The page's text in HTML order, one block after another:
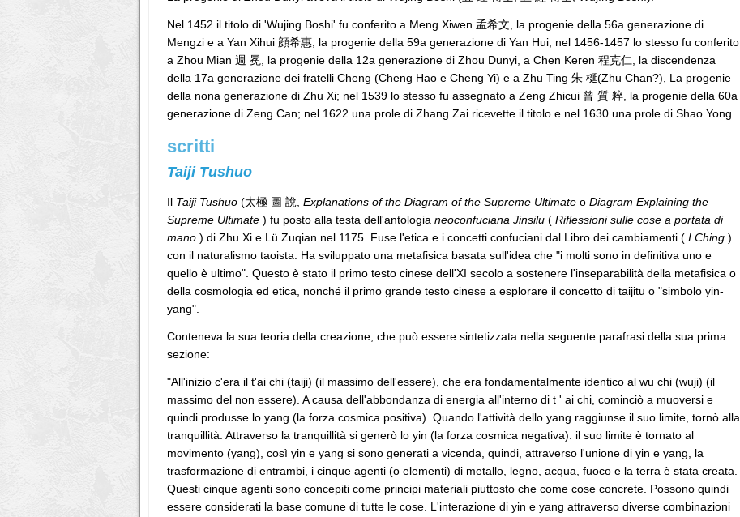
Nel 1452 il titolo di 'Wujing Boshi' fu conferito a Meng Xiwen 孟希文, la progenie della 56a generazione di
Mengzi e a Yan Xihui 顔希惠, la progenie della 59a generazione di Yan Hui; nel 1456-1457 lo stesso fu conferito
a Zhou Mian 週 冕, la progenie della 12a generazione di Zhou Dunyi, a Chen Keren 程克仁, la discendenza
della 17a generazione dei fratelli Cheng (Cheng Hao e Cheng Yi) e a Zhu Ting 朱 梴(Zhu Chan?), La progenie
della nona generazione di Zhu Xi; nel 1539 lo stesso fu assegnato a Zeng Zhicui 曾 質 粹, la progenie della 60a
generazione di Zeng Can; nel 1622 una prole di Zhang Zai ricevette il titolo e nel 1630 una prole di Shao Yong.
scritti
Taiji Tushuo
Il Taiji Tushuo (太極 圖 說, Explanations of the Diagram of the Supreme Ultimate o Diagram Explaining the
Supreme Ultimate ) fu posto alla testa dell'antologia neoconfuciana Jinsilu ( Riflessioni sulle cose a portata di
mano ) di Zhu Xi e Lü Zuqian nel 1175. Fuse l'etica e i concetti confuciani dal Libro dei cambiamenti ( I Ching )
con il naturalismo taoista. Ha sviluppato una metafisica basata sull'idea che "i molti sono in definitiva uno e
quello è ultimo". Questo è stato il primo testo cinese dell'XI secolo a sostenere l'inseparabilità della metafisica o
della cosmologia ed etica, nonché il primo grande testo cinese a esplorare il concetto di taijitu o "simbolo yin-
yang".
Conteneva la sua teoria della creazione, che può essere sintetizzata nella seguente parafrasi della sua prima
sezione:
"All'inizio c'era il t'ai chi (taiji) (il massimo dell'essere), che era fondamentalmente identico al wu chi (wuji) (il
massimo del non essere). A causa dell'abbondanza di energia all'interno di t ' ai chi, cominciò a muoversi e
quindi produsse lo yang (la forza cosmica positiva). Quando l'attività dello yang raggiunse il suo limite, tornò alla
tranquillità. Attraverso la tranquillità si generò lo yin (la forza cosmica negativa). il suo limite è tornato al
movimento (yang), così yin e yang si sono generati a vicenda, quindi, attraverso l'unione di yin e yang, la
trasformazione di entrambi, i cinque agenti (o elementi) di metallo, legno, acqua, fuoco e la terra è stata creata.
Questi cinque agenti sono concepiti come principi materiali piuttosto che come cose concrete. Possono quindi
essere considerati la base comune di tutte le cose. L'interazione di yin e yang attraverso diverse combinazioni